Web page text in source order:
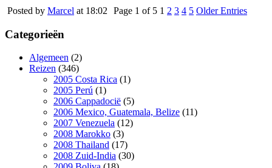
Posted by Marcel at 18:02 Page 1 of 5 1 2 3 4 5 Older Entries
Categorieën
Algemeen (2)
Reizen (346)
2005 Costa Rica (1)
2005 Perú (1)
2006 Cappadocië (5)
2006 Mexico, Guatemala, Belize (11)
2007 Venezuela (12)
2008 Marokko (3)
2008 Thailand (17)
2008 Zuid-India (30)